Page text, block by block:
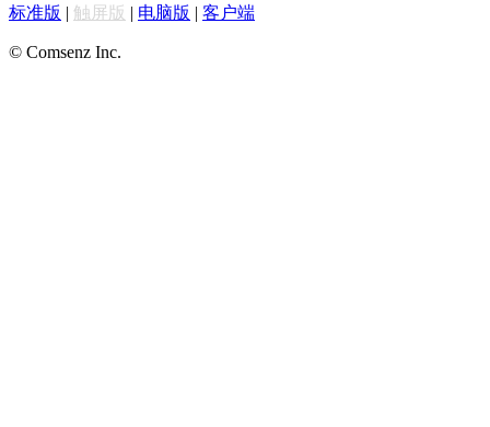
标准版 | 触屏版 | 电脑版 | 客户端
© Comsenz Inc.